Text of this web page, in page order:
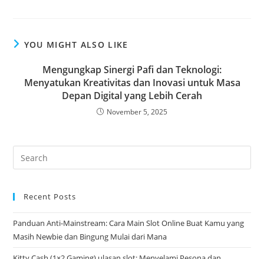
YOU MIGHT ALSO LIKE
Mengungkap Sinergi Pafi dan Teknologi:
Menyatukan Kreativitas dan Inovasi untuk Masa
Depan Digital yang Lebih Cerah
November 5, 2025
Recent Posts
Panduan Anti-Mainstream: Cara Main Slot Online Buat Kamu yang
Masih Newbie dan Bingung Mulai dari Mana